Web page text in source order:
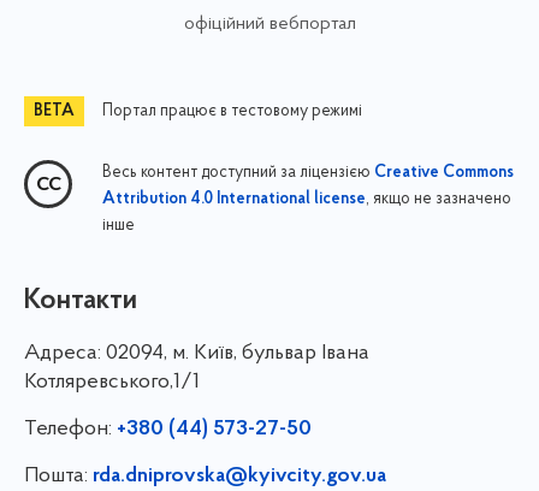
офіційний вебпортал
Портал працює в тестовому режимі
Весь контент доступний за ліцензією Creative Commons
Attribution 4.0 International license, якщо не зазначено
інше
Контакти
Адреса: 02094, м. Київ, бульвар Івана
Котляревського,1/1
Телефон: +380 (44) 573-27-50
Пошта: rda.dniprovska@kyivcity.gov.ua